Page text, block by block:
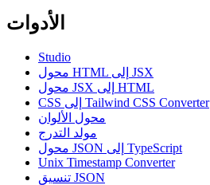
الأدوات
Studio
محول HTML إلى JSX
محول JSX إلى HTML
CSS إلى Tailwind CSS Converter
محول الألوان
مولد التدرج
محول JSON إلى TypeScript
Unix Timestamp Converter
تنسيق JSON